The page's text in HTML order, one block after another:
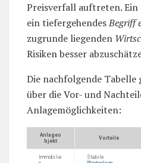
Preisverfall auftreten.
ein tiefergehendesBegriff
zugrunde liegenden
Risiken besser
Die nachfolgende
über die Vor- und
Anlagemöglichkeiten:
Anlageo
bjekt
Vorteile
Immobilie
Stabile